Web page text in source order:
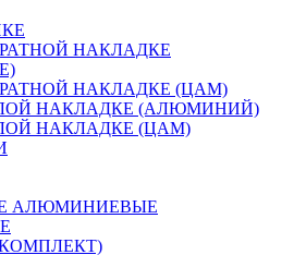
НАКЛАДКЕ
НАКЛАДКЕ (ЦАМ)
НАКЛАДКЕ (АЛЮМИНИЙ)
НАКЛАДКЕ (ЦАМ)
АЛЮМИНИЕВЫЕ